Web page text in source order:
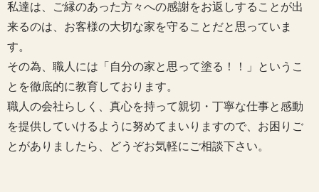
私達は、ご縁のあった方々への感謝をお返しすることが出
来るのは、お客様の大切な家を守ることだと思っていま
す。
その為、職人には「自分の家と思って塗る！！」というこ
とを徹底的に教育しております。
職人の会社らしく、真心を持って親切・丁寧な仕事と感動
を提供していけるように努めてまいりますので、お困りご
とがありましたら、どうぞお気軽にご相談下さい。